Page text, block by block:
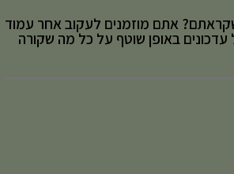
אתם מוזמנים לעקוב אחר עמוד
עדכונים באופן שוטף על כל מה שקורה